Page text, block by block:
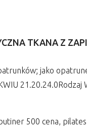
TKANA Z
jako
500 cena,